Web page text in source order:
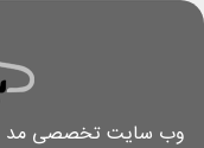
وب سایت تخصصی مد و